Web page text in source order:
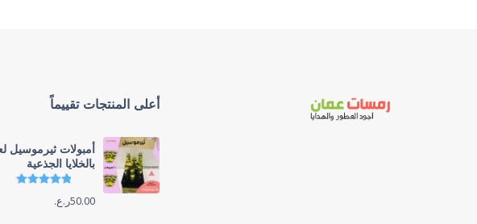
أعلى المنتجات تقييماً
أمبولات ثيرموسيل
بالخلايا الجذعية
تم
50.00ر.ع.